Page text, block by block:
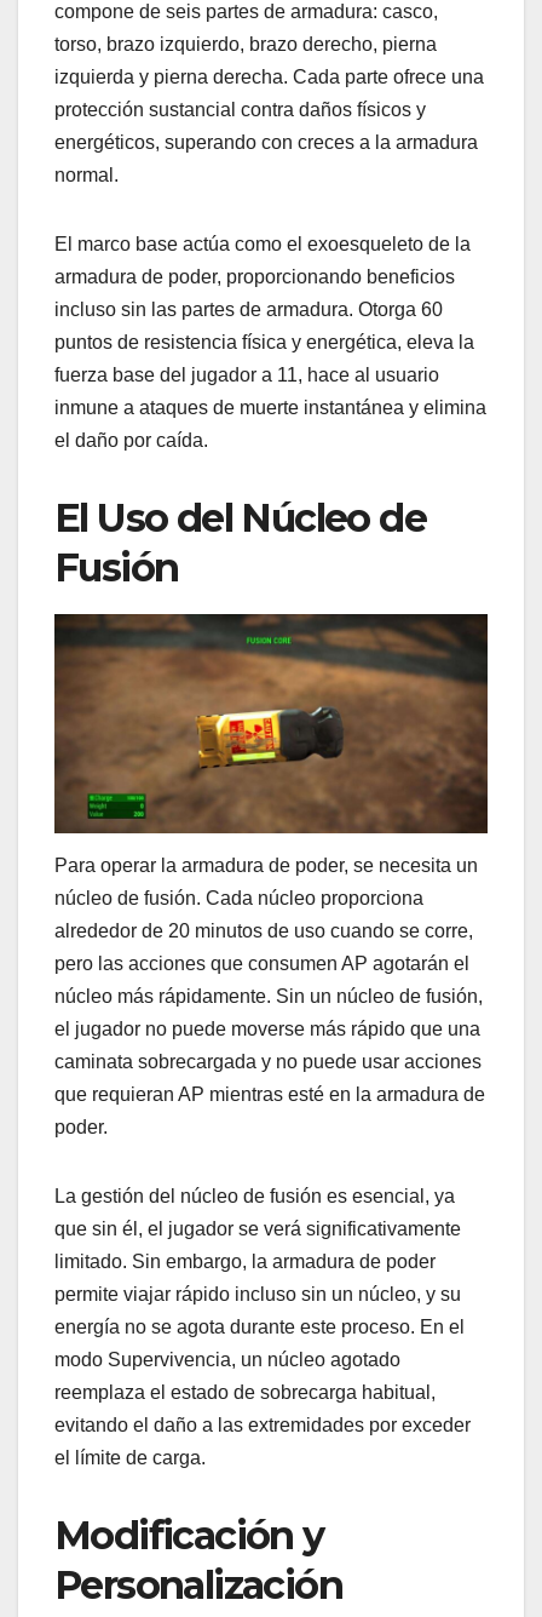
compone de seis partes de armadura: casco,
torso, brazo izquierdo, brazo derecho, pierna
izquierda y pierna derecha. Cada parte ofrece una
protección sustancial contra daños físicos y
energéticos, superando con creces a la armadura
normal.
El marco base actúa como el exoesqueleto de la
armadura de poder, proporcionando beneficios
incluso sin las partes de armadura. Otorga 60
puntos de resistencia física y energética, eleva la
fuerza base del jugador a 11, hace al usuario
inmune a ataques de muerte instantánea y elimina
el daño por caída.
El Uso del Núcleo de
Fusión
Para operar la armadura de poder, se necesita un
núcleo de fusión. Cada núcleo proporciona
alrededor de 20 minutos de uso cuando se corre,
pero las acciones que consumen AP agotarán el
núcleo más rápidamente. Sin un núcleo de fusión,
el jugador no puede moverse más rápido que una
caminata sobrecargada y no puede usar acciones
que requieran AP mientras esté en la armadura de
poder.
La gestión del núcleo de fusión es esencial, ya
que sin él, el jugador se verá significativamente
limitado. Sin embargo, la armadura de poder
permite viajar rápido incluso sin un núcleo, y su
energía no se agota durante este proceso. En el
modo Supervivencia, un núcleo agotado
reemplaza el estado de sobrecarga habitual,
evitando el daño a las extremidades por exceder
el límite de carga.
Modificación y
Personalización